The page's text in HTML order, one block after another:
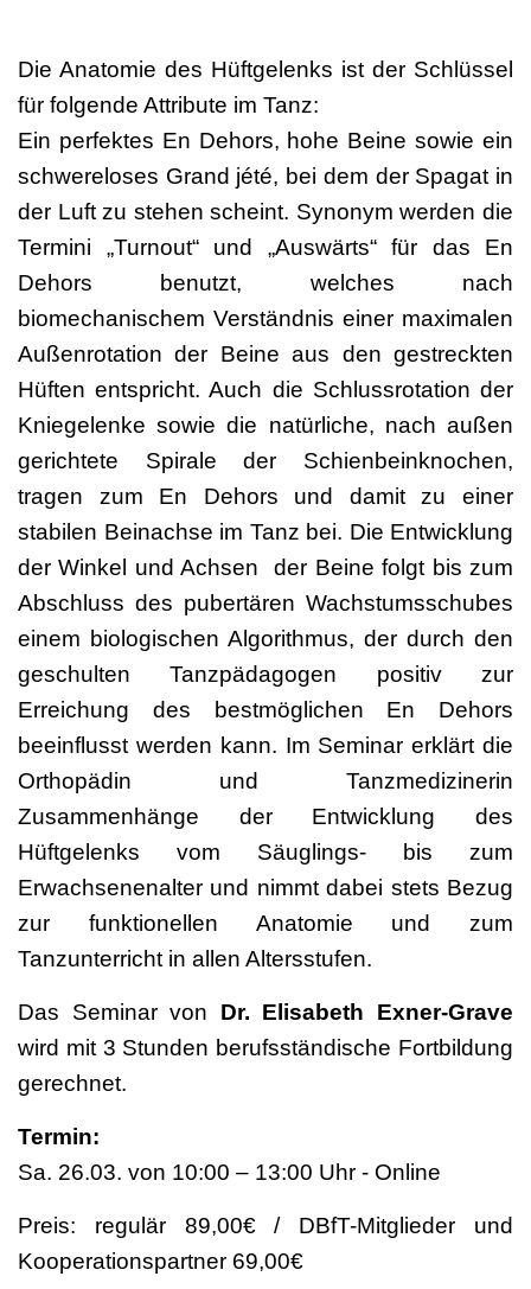
Die Anatomie des Hüftgelenks ist der Schlüssel
für folgende Attribute im Tanz:
Ein perfektes En Dehors, hohe Beine sowie ein
schwereloses Grand jété, bei dem der Spagat in
der Luft zu stehen scheint. Synonym werden die
Termini „Turnout“ und „Auswärts“ für das En
Dehors benutzt, welches nach
biomechanischem Verständnis einer maximalen
Außenrotation der Beine aus den gestreckten
Hüften entspricht. Auch die Schlussrotation der
Kniegelenke sowie die natürliche, nach außen
gerichtete Spirale der Schienbeinknochen,
tragen zum En Dehors und damit zu einer
stabilen Beinachse im Tanz bei. Die Entwicklung
der Winkel und Achsen der Beine folgt bis zum
Abschluss des pubertären Wachstumsschubes
einem biologischen Algorithmus, der durch den
geschulten Tanzpädagogen positiv zur
Erreichung des bestmöglichen En Dehors
beeinflusst werden kann. Im Seminar erklärt die
Orthopädin und Tanzmedizinerin
Zusammenhänge der Entwicklung des
Hüftgelenks vom Säuglings- bis zum
Erwachsenenalter und nimmt dabei stets Bezug
zur funktionellen Anatomie und zum
Tanzunterricht in allen Altersstufen.
Das Seminar von Dr. Elisabeth Exner-Grave
wird mit 3 Stunden berufsständische Fortbildung
gerechnet.
Termin:
Sa. 26.03. von 10:00 – 13:00 Uhr - Online
Preis: regulär 89,00€ / DBfT-Mitglieder und
Kooperationspartner 69,00€